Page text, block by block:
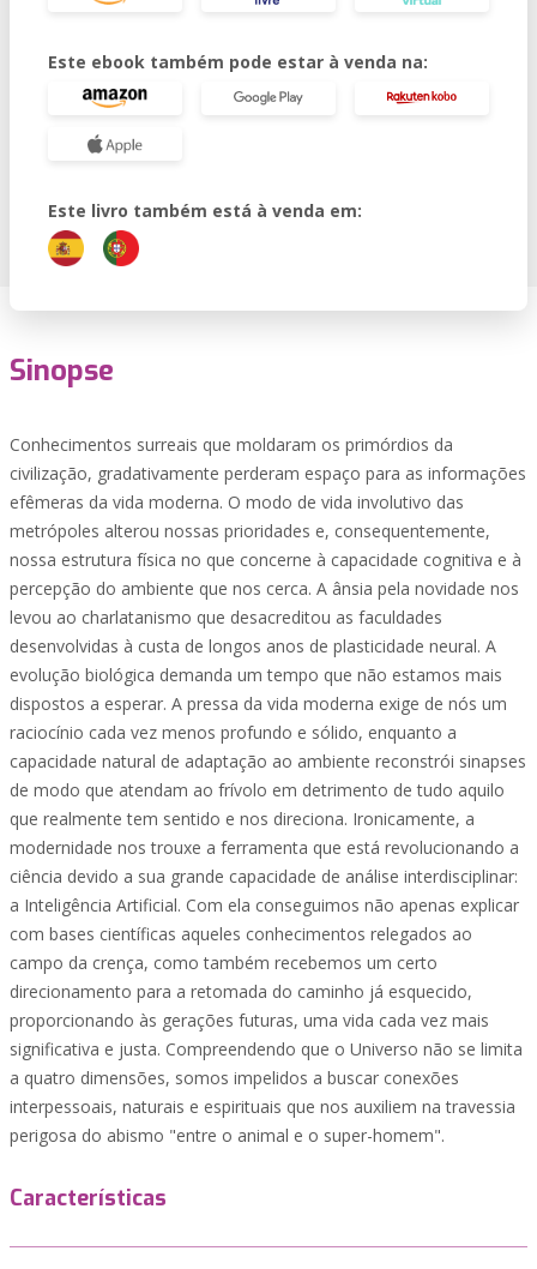
Este ebook também pode estar à venda na:
Este livro também está à venda em:
Sinopse
Conhecimentos surreais que moldaram os primórdios da
civilização, gradativamente perderam espaço para as informações
efêmeras da vida moderna. O modo de vida involutivo das
metrópoles alterou nossas prioridades e, consequentemente,
nossa estrutura física no que concerne à capacidade cognitiva e à
percepção do ambiente que nos cerca. A ânsia pela novidade nos
levou ao charlatanismo que desacreditou as faculdades
desenvolvidas à custa de longos anos de plasticidade neural. A
evolução biológica demanda um tempo que não estamos mais
dispostos a esperar. A pressa da vida moderna exige de nós um
raciocínio cada vez menos profundo e sólido, enquanto a
capacidade natural de adaptação ao ambiente reconstrói sinapses
de modo que atendam ao frívolo em detrimento de tudo aquilo
que realmente tem sentido e nos direciona. Ironicamente, a
modernidade nos trouxe a ferramenta que está revolucionando a
ciência devido a sua grande capacidade de análise interdisciplinar:
a Inteligência Artificial. Com ela conseguimos não apenas explicar
com bases científicas aqueles conhecimentos relegados ao
campo da crença, como também recebemos um certo
direcionamento para a retomada do caminho já esquecido,
proporcionando às gerações futuras, uma vida cada vez mais
significativa e justa. Compreendendo que o Universo não se limita
a quatro dimensões, somos impelidos a buscar conexões
interpessoais, naturais e espirituais que nos auxiliem na travessia
perigosa do abismo "entre o animal e o super-homem".
Características